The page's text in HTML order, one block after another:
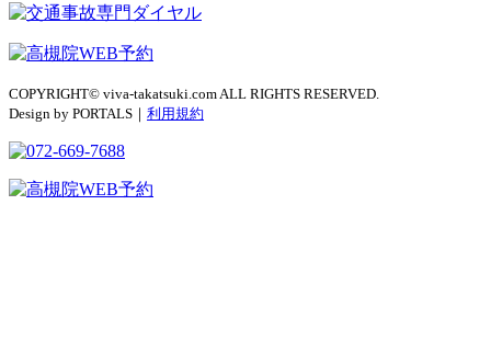
COPYRIGHT© viva-takatsuki.com ALL RIGHTS RESERVED.
Design by PORTALS｜ 利用規約